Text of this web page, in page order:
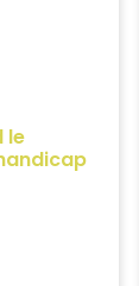
le